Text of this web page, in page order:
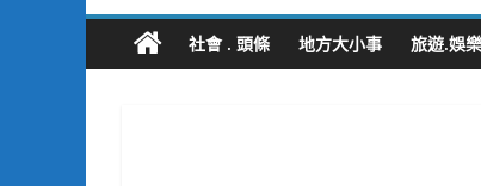
社會 . 頭條 地方大小事 旅遊.娛樂